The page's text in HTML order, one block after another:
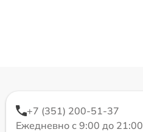
+7 (351) 200-51-37
Ежедневно с 9:00 до 21:00